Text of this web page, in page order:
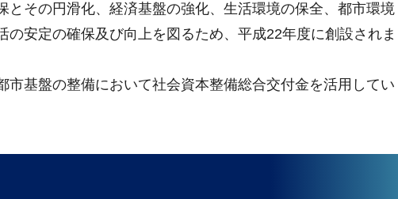
とその円滑化、経済基盤の強化、生活環境の保全、都市環境
安定の確保及び向上を図るため、平成22年度に創設されま
基盤の整備において社会資本整備総合交付金を活用してい